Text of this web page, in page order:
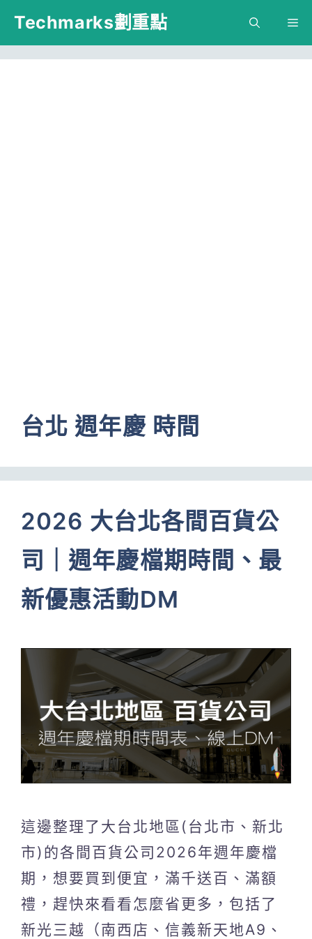
跳
主
Techmarks劃重點
台北 週年慶 時間
2026 大台北各間百貨公
司｜週年慶檔期時間、最
新優惠活動DM
這邊整理了大台北地區(台北市、新北
市)的各間百貨公司2026年週年慶檔
期，想要買到便宜，滿千送百、滿額
禮，趕快來看看怎麼省更多，包括了
新光三越（南西店、信義新天地A9、